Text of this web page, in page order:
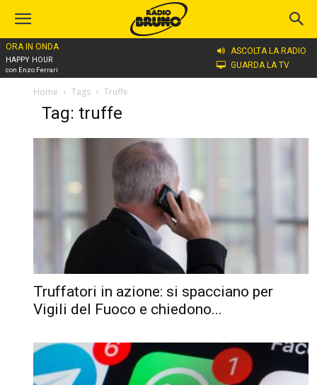
ORA IN ONDA
HAPPY HOUR
con Enzo Ferrari
ASCOLTA LA RADIO
GUARDA LA TV
Home Tags Truffe
Tag: truffe
Truffatori in azione: si spacciano per
Vigili del Fuoco e chiedono...